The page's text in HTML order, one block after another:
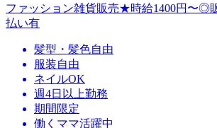
ファッション雑貨販売★時給1400円〜◎
払い有
髪型・髪色自由
服装自由
ネイルOK
週4日以上勤務
期間限定
働くママ活躍中